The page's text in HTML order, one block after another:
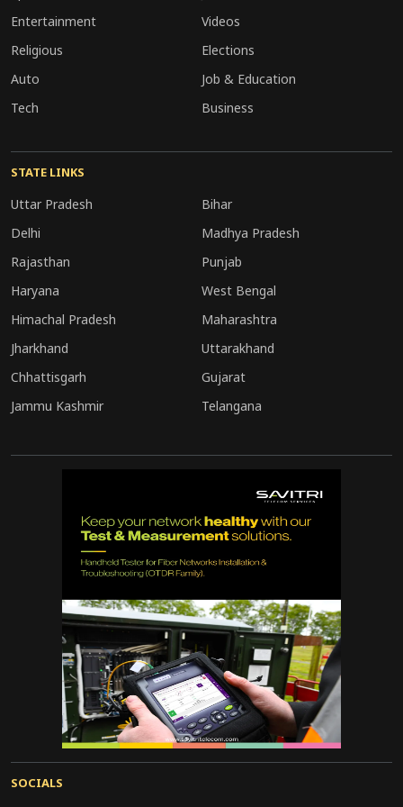
को मिली।
ओड़िया संस्कृति के प्रचार-प्रसार की दिशा में एक प्रेरणादायक
Entertainment
Religious
Auto
Tech
Videos
Elections
Job & Education
Business
STATE LINKS
Uttar Pradesh
Bihar
Delhi
Madhya Pradesh
Rajasthan
Punjab
Haryana
West Bengal
Himachal Pradesh
Maharashtra
Jharkhand
Uttarakhand
Chhattisgarh
Gujarat
Jammu Kashmir
Telangana
SOCIALS